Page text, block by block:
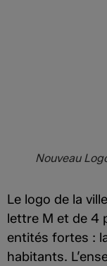
Nouveau
Le logo de la
lettre M et de 4
entités fortes :
habitants.